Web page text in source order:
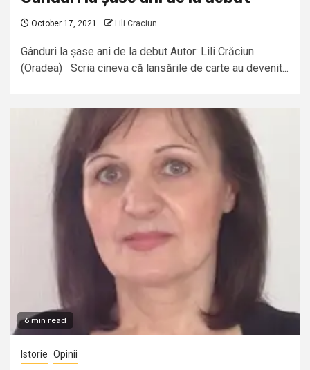
October 17, 2021 Lili Craciun
Gânduri la șase ani de la debut Autor: Lili Crăciun
(Oradea) Scria cineva că lansările de carte au devenit...
6 min read
Istorie Opinii